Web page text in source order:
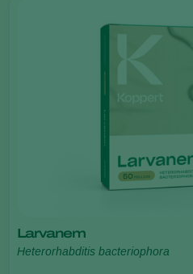
Larvanem
Heterorhabditis bacteriophora